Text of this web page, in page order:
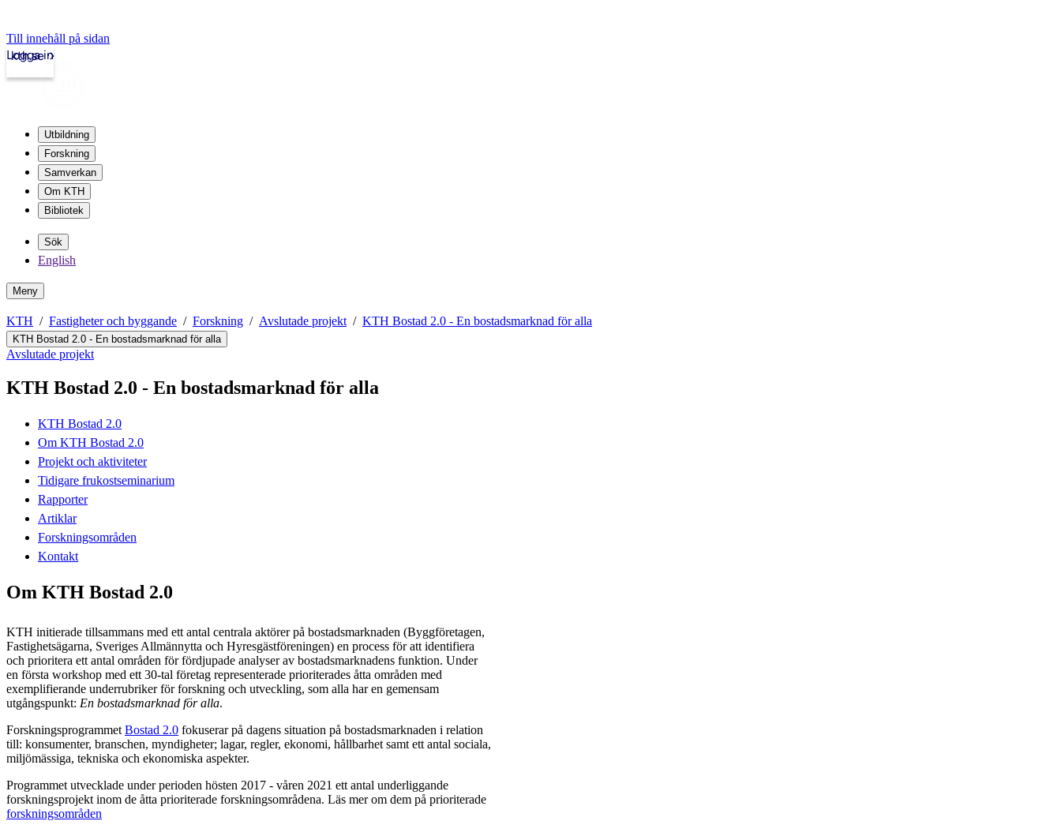
Till innehåll på sidan
kth.se
Logga in
Utbildning
Forskning
Samverkan
Om KTH
Bibliotek
Sök
English
Meny
KTH Fastigheter och byggande Forskning Avslutade projekt KTH Bostad 2.0 - En bostadsmarknad för alla
KTH Bostad 2.0 - En bostadsmarknad för alla
Avslutade projekt
KTH Bostad 2.0 - En bostadsmarknad för alla
KTH Bostad 2.0
Om KTH Bostad 2.0
Projekt och aktiviteter
Tidigare frukostseminarium
Rapporter
Artiklar
Forskningsområden
Kontakt
Om KTH Bostad 2.0
KTH initierade tillsammans med ett antal centrala aktörer på bostadsmarknaden (Byggföretagen,
Fastighetsägarna, Sveriges Allmännytta och Hyresgästföreningen) en process för att identifiera
och prioritera ett antal områden för fördjupade analyser av bostadsmarknadens funktion. Under
en första workshop med ett 30-tal företag representerade prioriterades åtta områden med
exemplifierande underrubriker för forskning och utveckling, som alla har en gemensam
utgångspunkt: En bostadsmarknad för alla.
Forskningsprogrammet Bostad 2.0 fokuserar på dagens situation på bostadsmarknaden i relation
till: konsumenter, branschen, myndigheter; lagar, regler, ekonomi, hållbarhet samt ett antal sociala,
miljömässiga, tekniska och ekonomiska aspekter.
Programmet utvecklade under perioden hösten 2017 - våren 2021 ett antal underliggande
forskningsprojekt inom de åtta prioriterade forskningsområdena. Läs mer om dem på prioriterade
forskningsområden